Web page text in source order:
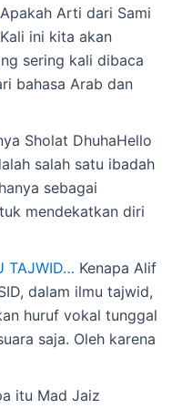
Apakah Arti dari Sami
ini kita akan
sering kali dibaca
bahasa Arab dan
Sholat DhuhaHello
salah satu ibadah
sebagai
mendekatkan diri
TAJWID… Kenapa Alif
dalam ilmu tajwid,
huruf vokal tunggal
saja. Oleh karena
itu Mad Jaiz